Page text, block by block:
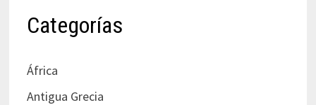
Categorías
África
Antigua Grecia